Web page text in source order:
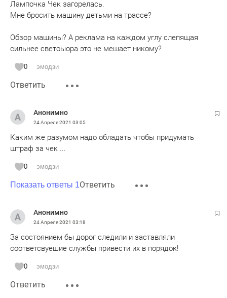
Лампочка Чек загорелась.
Мне бросить машину детьми на трассе?
Обзор машины? А реклама на каждом углу слепящая
сильнее светоыора это не мешает никому?
0 эмодзи
Ответить
Анонимно
24 Апреля 2021 03:05
Каким же разумом надо обладать чтобы придумать
штраф за чек ...
0 эмодзи
Показать ответы 1Ответить
Анонимно
24 Апреля 2021 03:18
За состоянием бы дорог следили и заставляли
соответсвуешие службы привести их в порядок!
0 эмодзи
Ответить